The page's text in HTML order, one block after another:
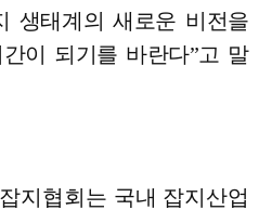
생태계의 새로운 비전을
이 되기를 바란다”고 말
지협회는 국내 잡지산업